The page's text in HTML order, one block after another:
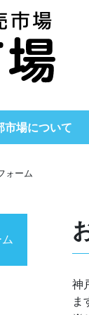
市場について
ォーム
神
ま